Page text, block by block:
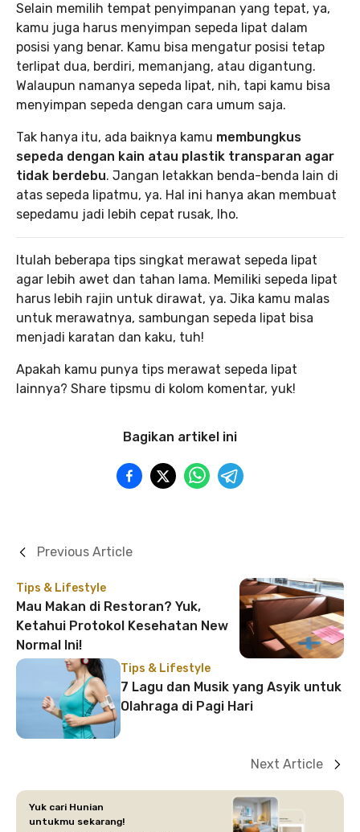
Selain memilih tempat penyimpanan yang tepat, ya,
kamu juga harus menyimpan sepeda lipat dalam
posisi yang benar. Kamu bisa mengatur posisi tetap
terlipat dua, berdiri, memanjang, atau digantung.
Walaupun namanya sepeda lipat, nih, tapi kamu bisa
menyimpan sepeda dengan cara umum saja.
Tak hanya itu, ada baiknya kamu membungkus
sepeda dengan kain atau plastik transparan agar
tidak berdebu. Jangan letakkan benda-benda lain di
atas sepeda lipatmu, ya. Hal ini hanya akan membuat
sepedamu jadi lebih cepat rusak, lho.
Itulah beberapa tips singkat merawat sepeda lipat
agar lebih awet dan tahan lama. Memiliki sepeda lipat
harus lebih rajin untuk dirawat, ya. Jika kamu malas
untuk merawatnya, sambungan sepeda lipat bisa
menjadi karatan dan kaku, tuh!
Apakah kamu punya tips merawat sepeda lipat
lainnya? Share tipsmu di kolom komentar, yuk!
Bagikan artikel ini
Tips & Lifestyle
Mau Makan di Restoran? Yuk,
Ketahui Protokol Kesehatan New
Normal Ini!
Previous Article
Tips & Lifestyle
7 Lagu dan Musik yang Asyik untuk
Olahraga di Pagi Hari
Next Article
Yuk cari Hunian
untukmu sekarang!